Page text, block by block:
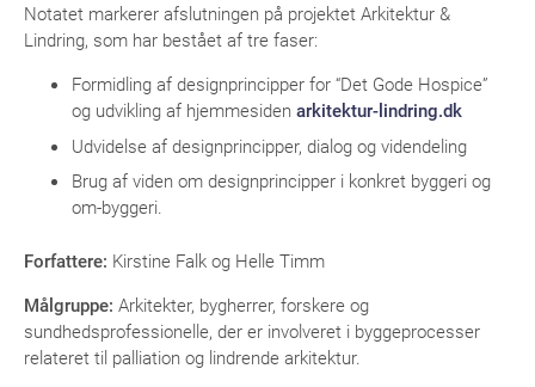
Notatet markerer afslutningen på projektet Arkitektur &
Lindring, som har bestået af tre faser:
Formidling af designprincipper for “Det Gode Hospice”
og udvikling af hjemmesiden arkitektur-lindring.dk
Udvidelse af designprincipper, dialog og videndeling
Brug af viden om designprincipper i konkret byggeri og
om-byggeri.
Forfattere: Kirstine Falk og Helle Timm
Målgruppe: Arkitekter, bygherrer, forskere og
sundhedsprofessionelle, der er involveret i byggeprocesser
relateret til palliation og lindrende arkitektur.